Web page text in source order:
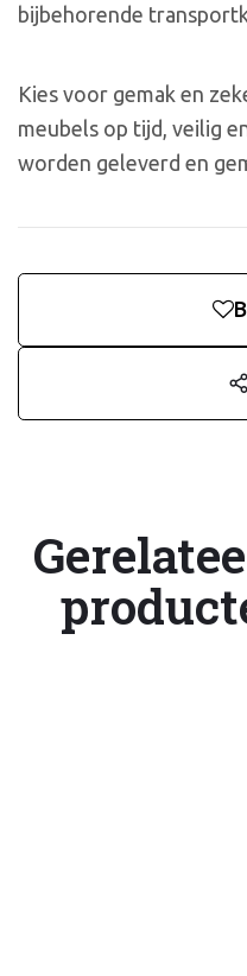
bijbehorende
Kies voor gemak en
meubels op tijd, veilig
worden geleverd en